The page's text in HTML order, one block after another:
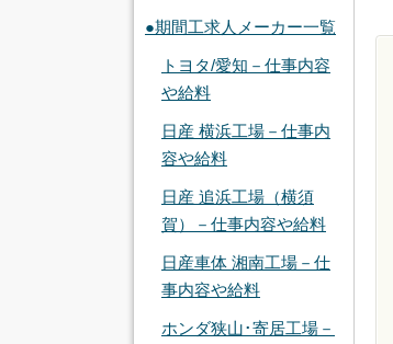
●期間工求人メーカー一覧
トヨタ/愛知－仕事内容
や給料
日産 横浜工場－仕事内
容や給料
日産 追浜工場（横須
賀）－仕事内容や給料
日産車体 湘南工場－仕
事内容や給料
ホンダ狭山･寄居工場－